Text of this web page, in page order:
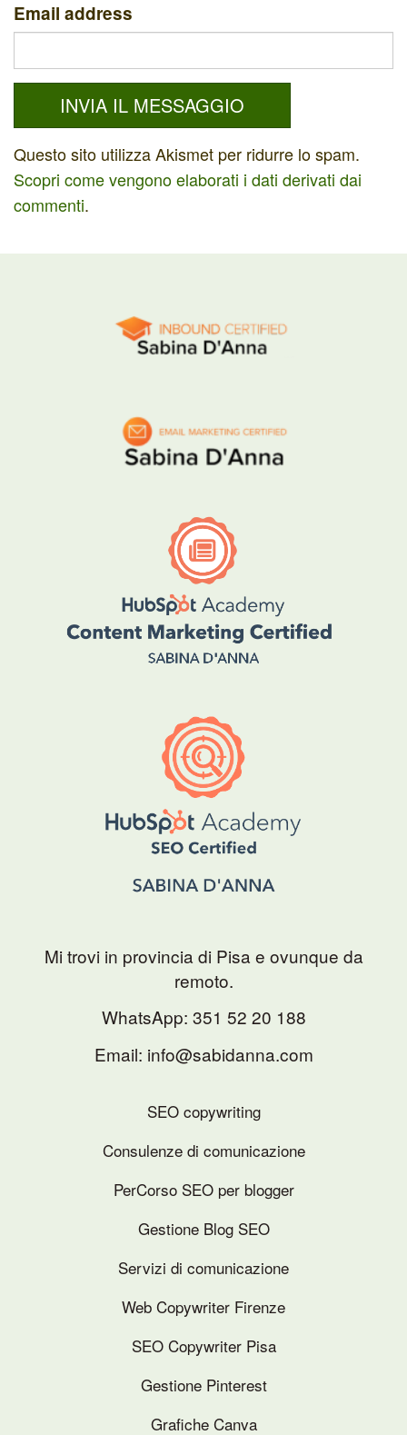
Email address
Questo sito utilizza Akismet per ridurre lo spam.
Scopri come vengono elaborati i dati derivati dai
commenti.
Mi trovi in provincia di Pisa e ovunque da
remoto.
WhatsApp: 351 52 20 188
Email: info@sabidanna.com
SEO copywriting
Consulenze di comunicazione
PerCorso SEO per blogger
Gestione Blog SEO
Servizi di comunicazione
Web Copywriter Firenze
SEO Copywriter Pisa
Gestione Pinterest
Grafiche Canva